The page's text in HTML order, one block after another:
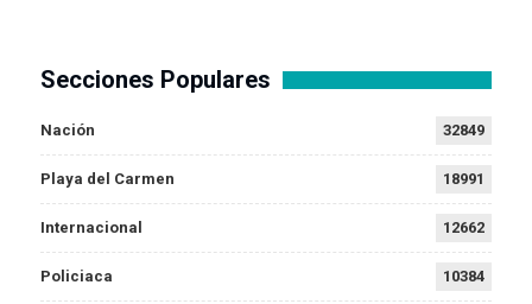
Secciones Populares
Nación 32849
Playa del Carmen 18991
Internacional 12662
Policiaca 10384